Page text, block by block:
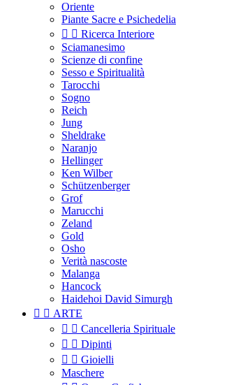
Oriente
Piante Sacre e Psichedelia
  Ricerca Interiore
Sciamanesimo
Scienze di confine
Sesso e Spiritualità
Tarocchi
Sogno
Reich
Jung
Sheldrake
Naranjo
Hellinger
Ken Wilber
Schützenberger
Grof
Marucchi
Zeland
Gold
Osho
Verità nascoste
Malanga
Hancock
Haidehoi David Simurgh
  ARTE
  Cancelleria Spirituale
  Dipinti
  Gioielli
Maschere